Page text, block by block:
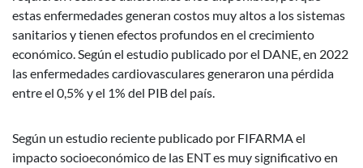
estas enfermedades generan costos muy altos a los sistemas
sanitarios y tienen efectos profundos en el crecimiento
económico. Según el estudio publicado por el DANE, en 2022
las enfermedades cardiovasculares generaron una pérdida
entre el 0,5% y el 1% del PIB del país.
Según un estudio reciente publicado por FIFARMA el
impacto socioeconómico de las ENT es muy significativo en